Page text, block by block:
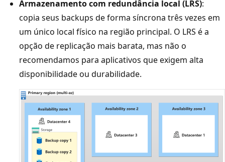
Armazenamento com redundância local (LRS):
copia seus backups de forma síncrona três vezes em
um único local físico na região principal. O LRS é a
opção de replicação mais barata, mas não o
recomendamos para aplicativos que exigem alta
disponibilidade ou durabilidade.